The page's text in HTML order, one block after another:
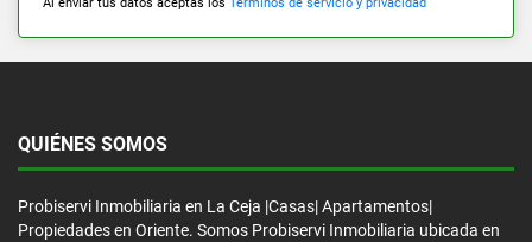
Al enviar tus datos aceptas los Términos de servicio y privacidad
QUIÉNES SOMOS
Probiservi Inmobiliaria en La Ceja |Casas| Apartamentos|
Propiedades en Oriente. Somos Probiservi Inmobiliaria ubicada en